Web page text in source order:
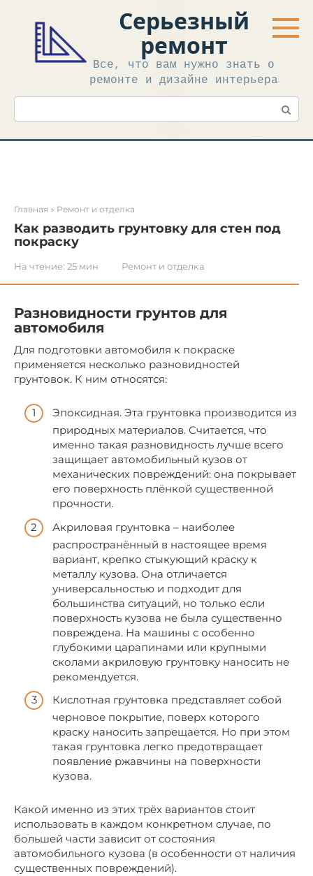
контенту
Серьезный
ремонт
Все, что вам нужно знать о
ремонте и дизайне интерьера
Поиск:
Главная » Ремонт и отделка
Как разводить грунтовку для стен под
покраску
На чтение: 25 мин Ремонт и отделка
Разновидности грунтов для
автомобиля
Для подготовки автомобиля к покраске
применяется несколько разновидностей
грунтовок. К ним относятся:
Эпоксидная. Эта грунтовка производится из
природных материалов. Считается, что
именно такая разновидность лучше всего
защищает автомобильный кузов от
механических повреждений: она покрывает
его поверхность плёнкой существенной
прочности.
Акриловая грунтовка – наиболее
распространённый в настоящее время
вариант, крепко стыкующий краску к
металлу кузова. Она отличается
универсальностью и подходит для
большинства ситуаций, но только если
поверхность кузова не была существенно
повреждена. На машины с особенно
глубокими царапинами или крупными
сколами акриловую грунтовку наносить не
рекомендуется.
Кислотная грунтовка представляет собой
черновое покрытие, поверх которого
краску наносить запрещается. Но при этом
такая грунтовка легко предотвращает
появление ржавчины на поверхности
кузова.
Какой именно из этих трёх вариантов стоит
использовать в каждом конкретном случае, по
большей части зависит от состояния
автомобильного кузова (в особенности от наличия
существенных повреждений).